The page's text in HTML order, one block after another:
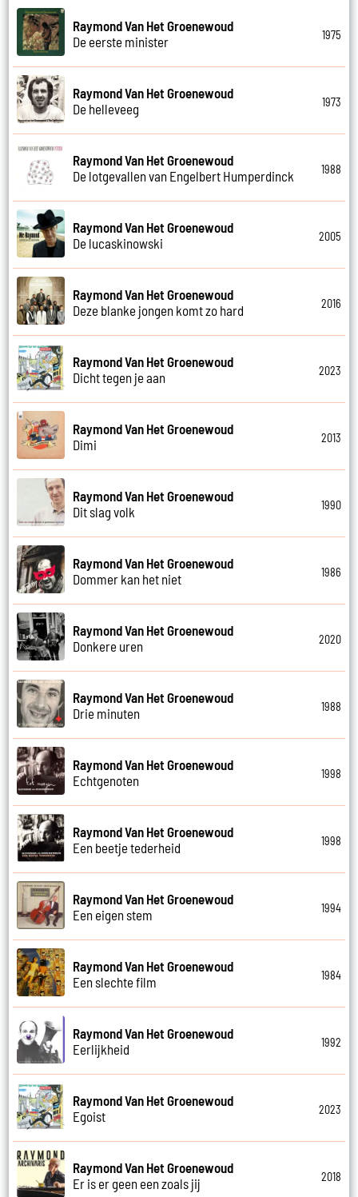
Raymond Van Het Groenewoud
De eerste minister
1975
Raymond Van Het Groenewoud
De helleveeg
1973
Raymond Van Het Groenewoud
De lotgevallen van Engelbert Humperdinck
1988
Raymond Van Het Groenewoud
De lucaskinowski
2005
Raymond Van Het Groenewoud
Deze blanke jongen komt zo hard
2016
Raymond Van Het Groenewoud
Dicht tegen je aan
2023
Raymond Van Het Groenewoud
Dimi
2013
Raymond Van Het Groenewoud
Dit slag volk
1990
Raymond Van Het Groenewoud
Dommer kan het niet
1986
Raymond Van Het Groenewoud
Donkere uren
2020
Raymond Van Het Groenewoud
Drie minuten
1988
Raymond Van Het Groenewoud
Echtgenoten
1998
Raymond Van Het Groenewoud
Een beetje tederheid
1998
Raymond Van Het Groenewoud
Een eigen stem
1994
Raymond Van Het Groenewoud
Een slechte film
1984
Raymond Van Het Groenewoud
Eerlijkheid
1992
Raymond Van Het Groenewoud
Egoist
2023
Raymond Van Het Groenewoud
Er is er geen een zoals jij
2018